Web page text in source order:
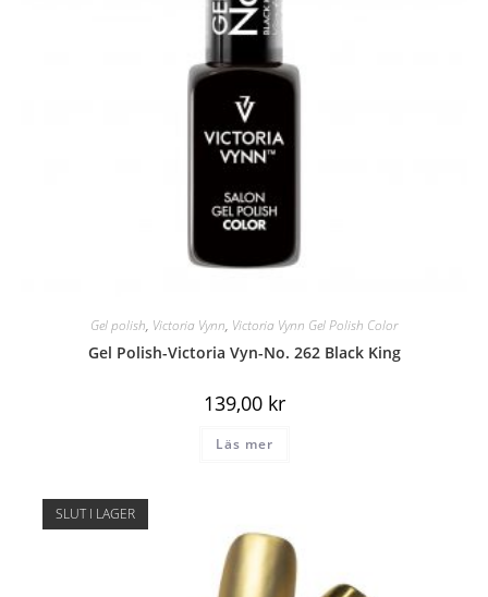
Gel polish, Victoria Vynn, Victoria Vynn Gel Polish Color
Gel Polish-Victoria Vyn-No. 262 Black King
139,00 kr
Läs mer
SLUT I LAGER